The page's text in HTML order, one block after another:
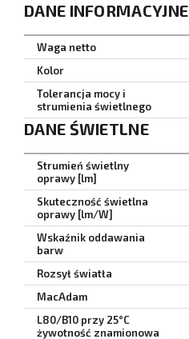
DANE INFORMACYJNE
Waga netto
Kolor
Tolerancja mocy i
strumienia świetlnego
DANE ŚWIETLNE
Strumień świetlny
oprawy [lm]
Skuteczność świetlna
oprawy [lm/W]
Wskaźnik oddawania
barw
Rozsył światła
MacAdam
L80/B10 przy 25°C
żywotność znamionowa